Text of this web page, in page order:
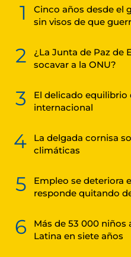
1
Cinco años desde el
sin visos de que
2
¿La Junta de Paz de
socavar a la ONU?
3
El delicado equilibrio
internacional
4
La delgada cornisa
climáticas
5
Empleo se deteriora
responde quitando
6
Más de 53 000 niños
Latina en siete años